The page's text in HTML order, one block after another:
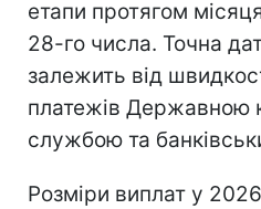
етапи протягом
28-го числа. Точна
залежить від
платежів Державною
службою та
Розміри виплат у